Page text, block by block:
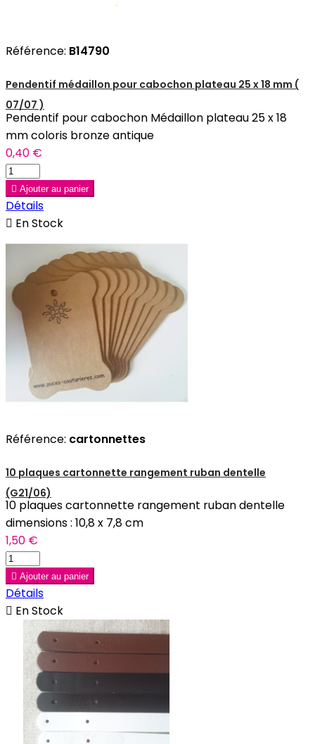
Référence: B14790
Pendentif médaillon pour cabochon plateau 25 x 18 mm (
07/07 )
Pendentif pour cabochon Médaillon plateau 25 x 18
mm coloris bronze antique
0,40 €
 Ajouter au panier
Détails
 En Stock
Référence: cartonnettes
10 plaques cartonnette rangement ruban dentelle
(G21/06)
10 plaques cartonnette rangement ruban dentelle
dimensions : 10,8 x 7,8 cm
1,50 €
 Ajouter au panier
Détails
 En Stock